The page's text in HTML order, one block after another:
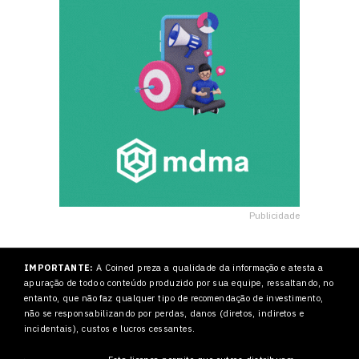
Publicidade
IMPORTANTE: A Coined preza a qualidade da informação e atesta a
apuração de todo o conteúdo produzido por sua equipe, ressaltando, no
entanto, que não faz qualquer tipo de recomendação de investimento,
não se responsabilizando por perdas, danos (diretos, indiretos e
incidentais), custos e lucros cessantes.